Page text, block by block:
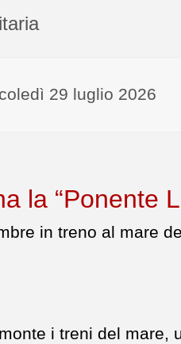
29 luglio 2026
la “Ponente
in treno al mare
i treni del mare,